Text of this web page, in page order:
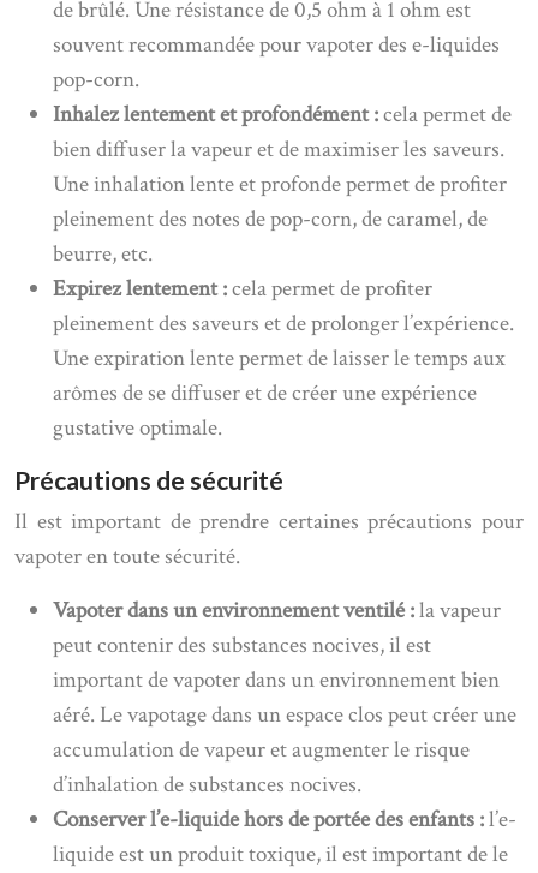
de brûlé. Une résistance de 0,5 ohm à 1 ohm est
souvent recommandée pour vapoter des e-liquides
pop-corn.
Inhalez lentement et profondément :cela permet de
bien diffuser la vapeur et de maximiser les saveurs.
Une inhalation lente et profonde permet de profiter
pleinement des notes de pop-corn, de caramel, de
beurre, etc.
Expirez lentement :cela permet de profiter
pleinement des saveurs et de prolonger l’expérience.
Une expiration lente permet de laisser le temps aux
arômes de se diffuser et de créer une expérience
gustative optimale.
Précautions de sécurité
Il est important de prendre certaines précautions pour
vapoter en toute sécurité.
Vapoter dans un environnement ventilé :la vapeur
peut contenir des substances nocives, il est
important de vapoter dans un environnement bien
aéré. Le vapotage dans un espace clos peut créer une
accumulation de vapeur et augmenter le risque
d’inhalation de substances nocives.
Conserver l’e-liquide hors de portée des enfants :l’e-
liquide est un produit toxique, il est important de le